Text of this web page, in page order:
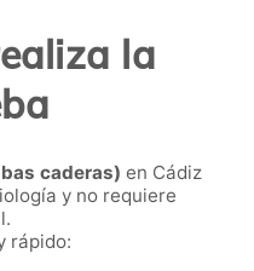
la
caderas) en Cádiz
y no requiere
rápido: